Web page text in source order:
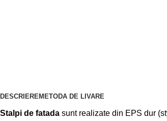
DESCRIEREMETODA DE LIVARE
Stalpi de fatada sunt realizate din EPS dur